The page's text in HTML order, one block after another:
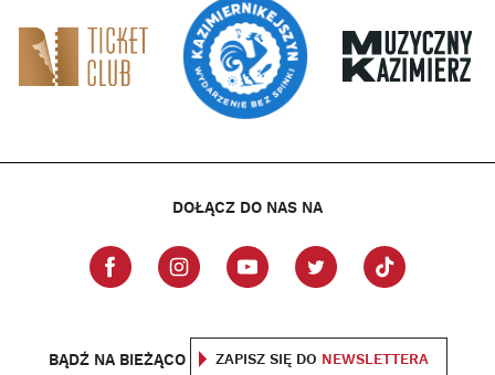
DOŁĄCZ DO NAS NA
BĄDŹ NA BIEŻĄCO ZAPISZ SIĘ DO NEWSLETTERA